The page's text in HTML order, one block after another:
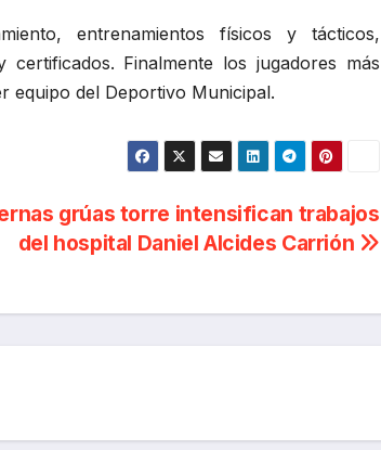
entrenamientos físicos y tácticos,
Finalmente los jugadores más
equipo del Deportivo Municipal.
grúas torre intensifican trabajos
del hospital Daniel Alcides Carrión